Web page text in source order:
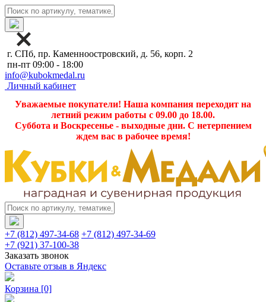
г. СПб, пр. Каменноостровский, д. 56, корп. 2
пн-пт 09:00 - 18:00
info@kubokmedal.ru
Личный кабинет
Уважаемые покупатели! Наша компания переходит на
летний режим работы с 09.00 до 18.00.
Суббота и Воскресенье - выходные дни. С нетерпением
ждем вас в рабочее время!
+7 (812) 497-34-68 +7 (812) 497-34-69
+7 (921) 37-100-38
Заказать звонок
Оставьте отзыв в Яндекс
Корзина [0]